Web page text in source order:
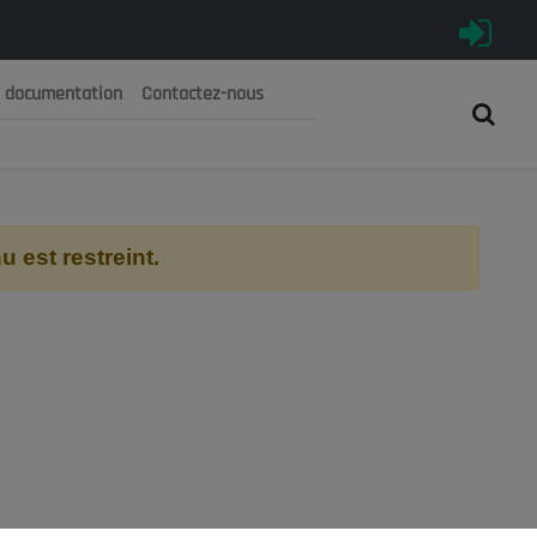
الجزائرية الديمقراطية الشعبية
documentation Contactez-nous
est restreint.